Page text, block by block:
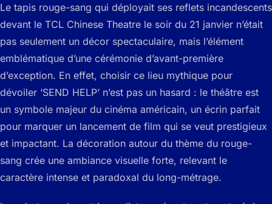
Le tapis rouge-sang qui déployait ses reflets incandescents
devant le TCL Chinese Theatre le soir du 21 janvier n’était
pas seulement un décor spectaculaire, mais l’élément
emblématique d’une cérémonie d’avant-première
d’exception. En effet, choisir ce lieu mythique pour
dévoiler ‘SEND HELP’ n’est pas un hasard : le théâtre est
un symbole majeur du cinéma américain, un écrin parfait
pour marquer un lancement de film qui se veut prestigieux
et impactant. La décoration autour du thème du rouge-
sang crée une ambiance visuelle forte, relevant le
caractère intense et paradoxal du long-métrage.